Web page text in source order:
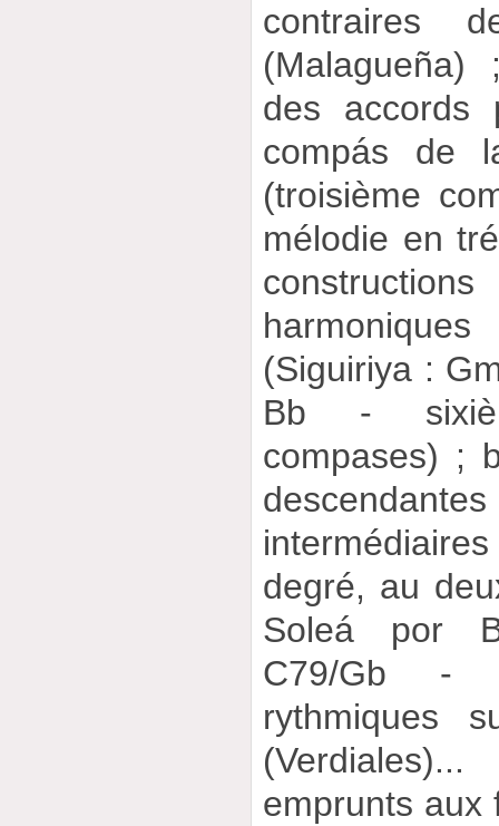
contraires
(Malagueña)
des accords
compás de
(troisième
mélodie en
(Siguiriya :
Bb -
compases) ;
degré, au
Soleá por
C79/Gb -
rythmiques
emprunts aux